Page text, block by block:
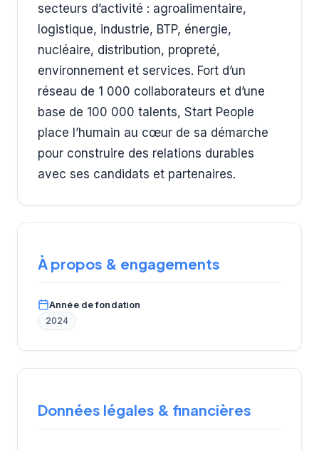
secteurs d’activité : agroalimentaire,
logistique, industrie, BTP, énergie,
nucléaire, distribution, propreté,
environnement et services. Fort d’un
réseau de 1 000 collaborateurs et d’une
base de 100 000 talents, Start People
place l’humain au cœur de sa démarche
pour construire des relations durables
avec ses candidats et partenaires.
À propos & engagements
Année de fondation
2024
Données légales & financières